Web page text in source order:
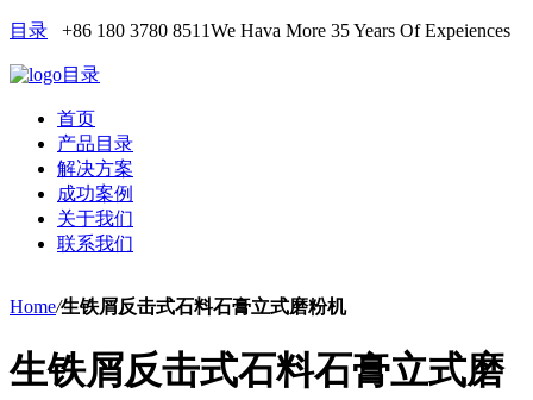
目录 +86 180 3780 8511We Hava More 35 Years Of Expeiences
目录
首页
产品目录
解决方案
成功案例
关于我们
联系我们
Home/生铁屑反击式石料石膏立式磨粉机
生铁屑反击式石料石膏立式磨